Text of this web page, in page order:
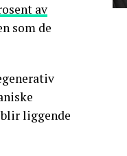
av
som de
liggende